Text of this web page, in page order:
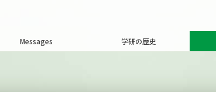
Messages 学研の歴史